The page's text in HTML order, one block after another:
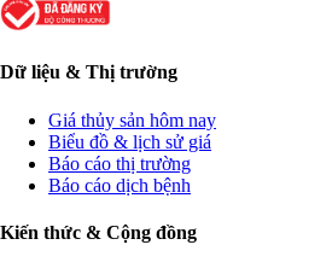
Dữ liệu & Thị trường
Giá thủy sản hôm nay
Biểu đồ & lịch sử giá
Báo cáo thị trường
Báo cáo dịch bệnh
Kiến thức & Cộng đồng